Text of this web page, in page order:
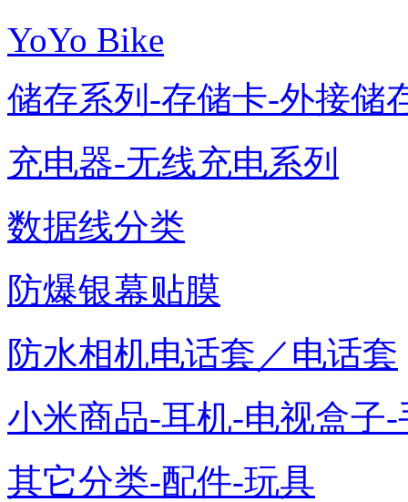
YoYo Bike
储存系列-存储卡-外接储
充电器-无线充电系列
数据线分类
防爆银幕贴膜
防水相机电话套／电话套
小米商品-耳机-电视盒子-
其它分类-配件-玩具